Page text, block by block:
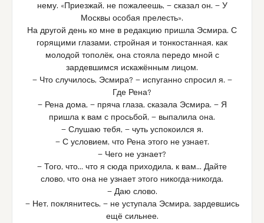
нему. «Приезжай, не пожалеешь, — сказал он. — У
Москвы особая прелесть».
На другой день ко мне в редакцию пришла Эсмира. С
горящими глазами, стройная и тонкостанная, как
молодой тополёк, она стояла передо мной с
зардевшимся искажённым лицом.
— Что случилось, Эсмира? — испуганно спросил я. —
Где Рена?
— Рена дома, — пряча глаза, сказала Эсмира. — Я
пришла к вам с просьбой, — выпалила она.
— Слушаю тебя, — чуть успокоился я.
— С условием, что Рена этого не узнает.
— Чего не узнает?
— Того, что… что я сюда приходила, к вам… Дайте
слово, что она не узнает этого никогда-никогда.
— Даю слово.
— Нет, поклянитесь, — не уступала Эсмира, зардевшись
ещё сильнее.